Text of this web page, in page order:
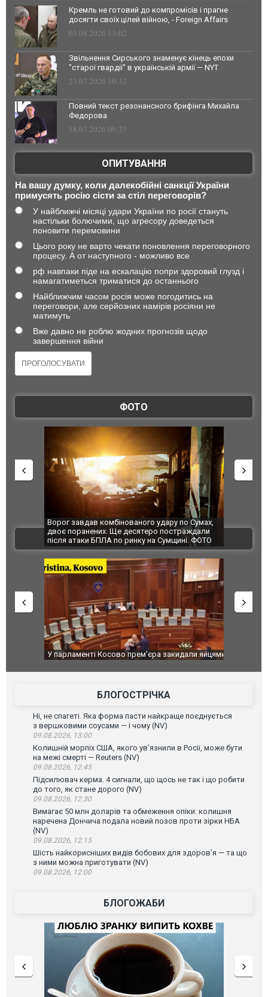
Кремль не готовий до компромісів і прагне
досягти своїх цілей війною, - Foreign Affairs
03.08.2026 13:02
Звільнення Сирського знаменує кінець епохи
"старої гвардії" в українській армії — NYT
23.07.2026 10:32
Повний текст резонансного брифінга Михайла
Федорова
18.07.2026 09:27
ОПИТУВАННЯ
На вашу думку, коли далекобійні санкції України
примусять росію сісти за стіл переговорів?
У найближчі місяці удари України по росії стануть
настільки болючими, що агресору доведеться
поновити перемовини
Цього року не варто чекати поновлення переговорного
процесу. А от наступного - можливо все
рф навпаки піде на ескалацію попри здоровий глузд і
намагатиметься триматися до останнього
Найближчим часом росія може погодитись на
переговори, але серйозних намірів росіяни не
матимуть
Вже давно не роблю жодних прогнозів щодо
завершення війни
ФОТО
Ворог завдав комбінованого удару по Сумах,
двоє поранених. Ще десятеро постраждали
після атаки БПЛА по ринку на Сумщині. ФОТО
За 2000
склад
ВІДЕО
У парламенті Косово прем'єра закидали яйцямиПриїхав за
до
зіркового
БЛОГОСТРІЧКА
Ні, не спагеті. Яка форма пасти найкраще поєднується
з вершковими соусами — і чому (NV)
09.08.2026, 13:00
Колишній морпіх США, якого ув’язнили в Росії, може бути
на межі смерті — Reuters (NV)
09.08.2026, 12:45
Підсилювач керма. 4 сигнали, що щось не так і що робити
до того, як стане дорого (NV)
09.08.2026, 12:30
Вимагає 50 млн доларів та обмеження опіки: колишня
наречена Дончича подала новий позов проти зірки НБА
(NV)
09.08.2026, 12:15
Шість найкорисніших видів бобових для здоров’я — та що
з ними можна приготувати (NV)
09.08.2026, 12:00
БЛОГОЖАБИ